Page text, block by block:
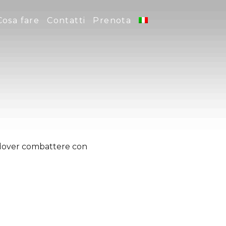
fare Contatti Prenota
combattere con